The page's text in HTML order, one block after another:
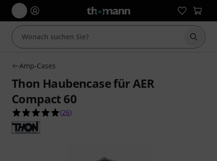
Suche
Amp-Cases
Thon Haubencase für AER
Compact 60
4.9 von 5 Sternen aus 26 Kundenbewertungen
(26)